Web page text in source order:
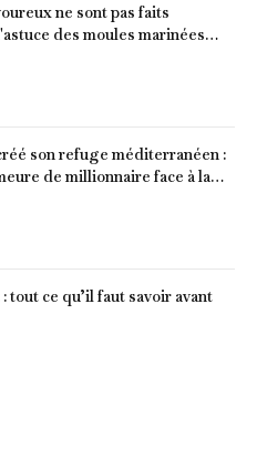
ne sont pas faits
des moules marinées
juteux
son refuge méditerranéen :
de millionnaire face à la
mer
ce qu’il faut savoir avant